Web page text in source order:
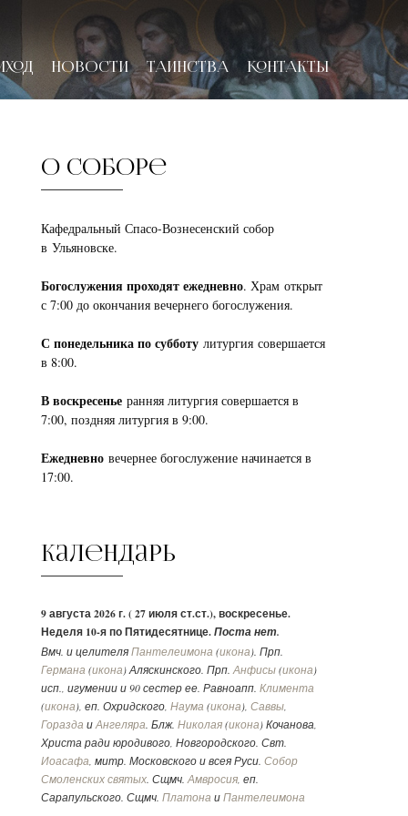
НОВОСТИ ТАИНСТВА КОНТАКТЫ
О соборе
Кафедральный Спасо-Вознесенский собор
в Ульяновске.
Богослужения проходят ежедневно. Храм открыт
с 7:00 до окончания вечернего богослужения.
С понедельника по субботулитургия совершается
в 8:00.
В воскресеньеранняя литургия совершается в
7:00, поздняя литургия в 9:00.
Ежедневновечернее богослужение начинается в
17:00.
Календарь
9 августа 2026 г. ( 27 июля ст.ст.), воскресенье.
Неделя 10-я по Пятидесятнице.Поста нет.
Вмч. и целителяПантелеимона (икона). Прп.
Германа (икона) Аляскинского. Прп.Анфисы (икона)
исп., игумении и 90 сестер ее. Равноапп.Климента
(икона), еп. Охридского,Наума (икона),Саввы,
Горазда иАнгеляра. Блж.Николая (икона) Кочанова,
Христа ради юродивого, Новгородского. Свт.
Иоасафа, митр. Московского и всея Руси.Собор
Смоленских святых. Сщмч.Амвросия, еп.
Сарапульского. Сщмч.Платона иПантелеимона